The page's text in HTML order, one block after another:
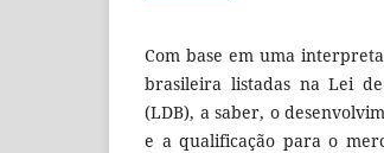
Com base em uma
brasileira listadas na Lei
(LDB), a saber, o
e a qualificação para o